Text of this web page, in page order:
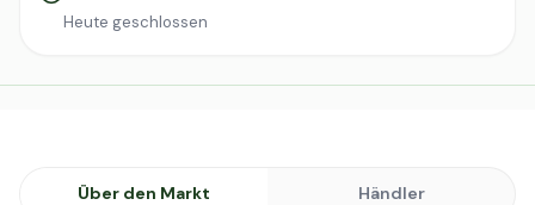
Heute geschlossen
Über den Markt Händler